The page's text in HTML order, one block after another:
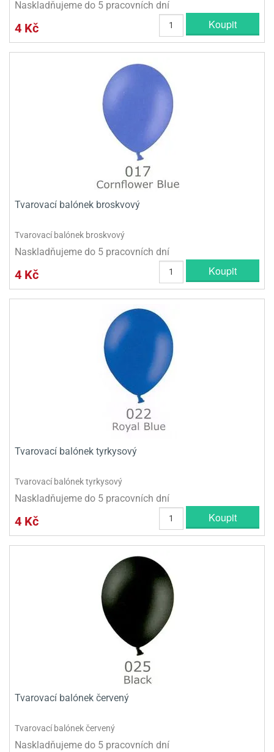
Naskladňujeme do 5 pracovních dní
4 Kč Koupit
Tvarovací balónek broskvový
Tvarovací balónek broskvový
Naskladňujeme do 5 pracovních dní
4 Kč Koupit
Tvarovací balónek tyrkysový
Tvarovací balónek tyrkysový
Naskladňujeme do 5 pracovních dní
4 Kč Koupit
Tvarovací balónek červený
Tvarovací balónek červený
Naskladňujeme do 5 pracovních dní